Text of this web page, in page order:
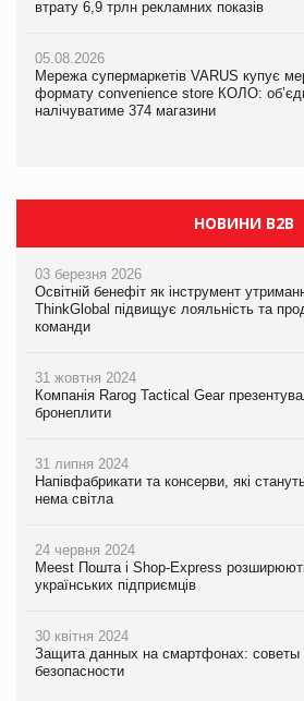
втрату 6,9 трлн рекламних показів
05.08.2026
Мережа супермаркетів VARUS купує
формату convenience store КОЛО:
налічуватиме 374 магазини
втрату 6,9 трлн рекламних показів
05.08.2026
Мережа супермаркетів VARUS купує
формату convenience store КОЛО:
налічуватиме 374 магазини
втрату 6,9 трлн рекламних показів
05.08.2026
Adidas витратила понад $1 млрд на
НОВИНИ B2B
03 березня 2026
Освітній бенефіт як інструмент
ThinkGlobal підвищує лояльність та
команди
31 жовтня 2024
Компанія Rarog Tactical Gear
бронеплити
31 липня 2024
Напівфабрикати та консерви, які
нема світла
24 червня 2024
Meest Пошта і Shop-Express
українських підприємців
30 квітня 2024
Защита данных на смартфонах:
безопасности